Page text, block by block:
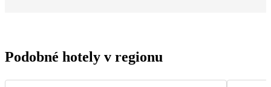
Podobné hotely v regionu